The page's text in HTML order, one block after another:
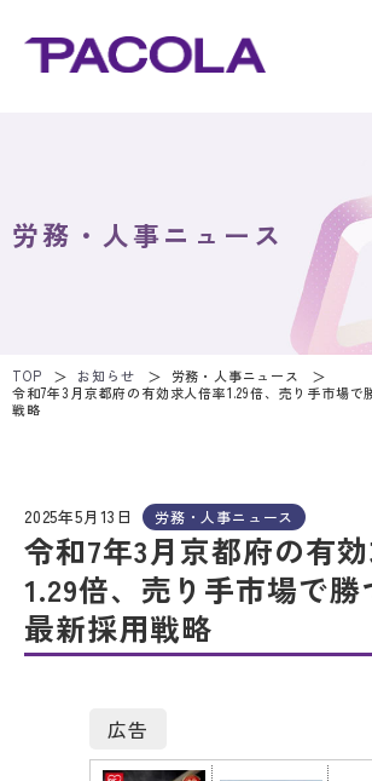
労務・人事ニュース
TOP お知らせ
労務・人事ニュース
令和7年3月京都府の有効求人倍率1.29倍、売り手市場で
戦略
2025年5月13日 労務・人事ニュース
令和7年3月京都府の有
1.29倍、売り手市場で勝
最新採用戦略
広告